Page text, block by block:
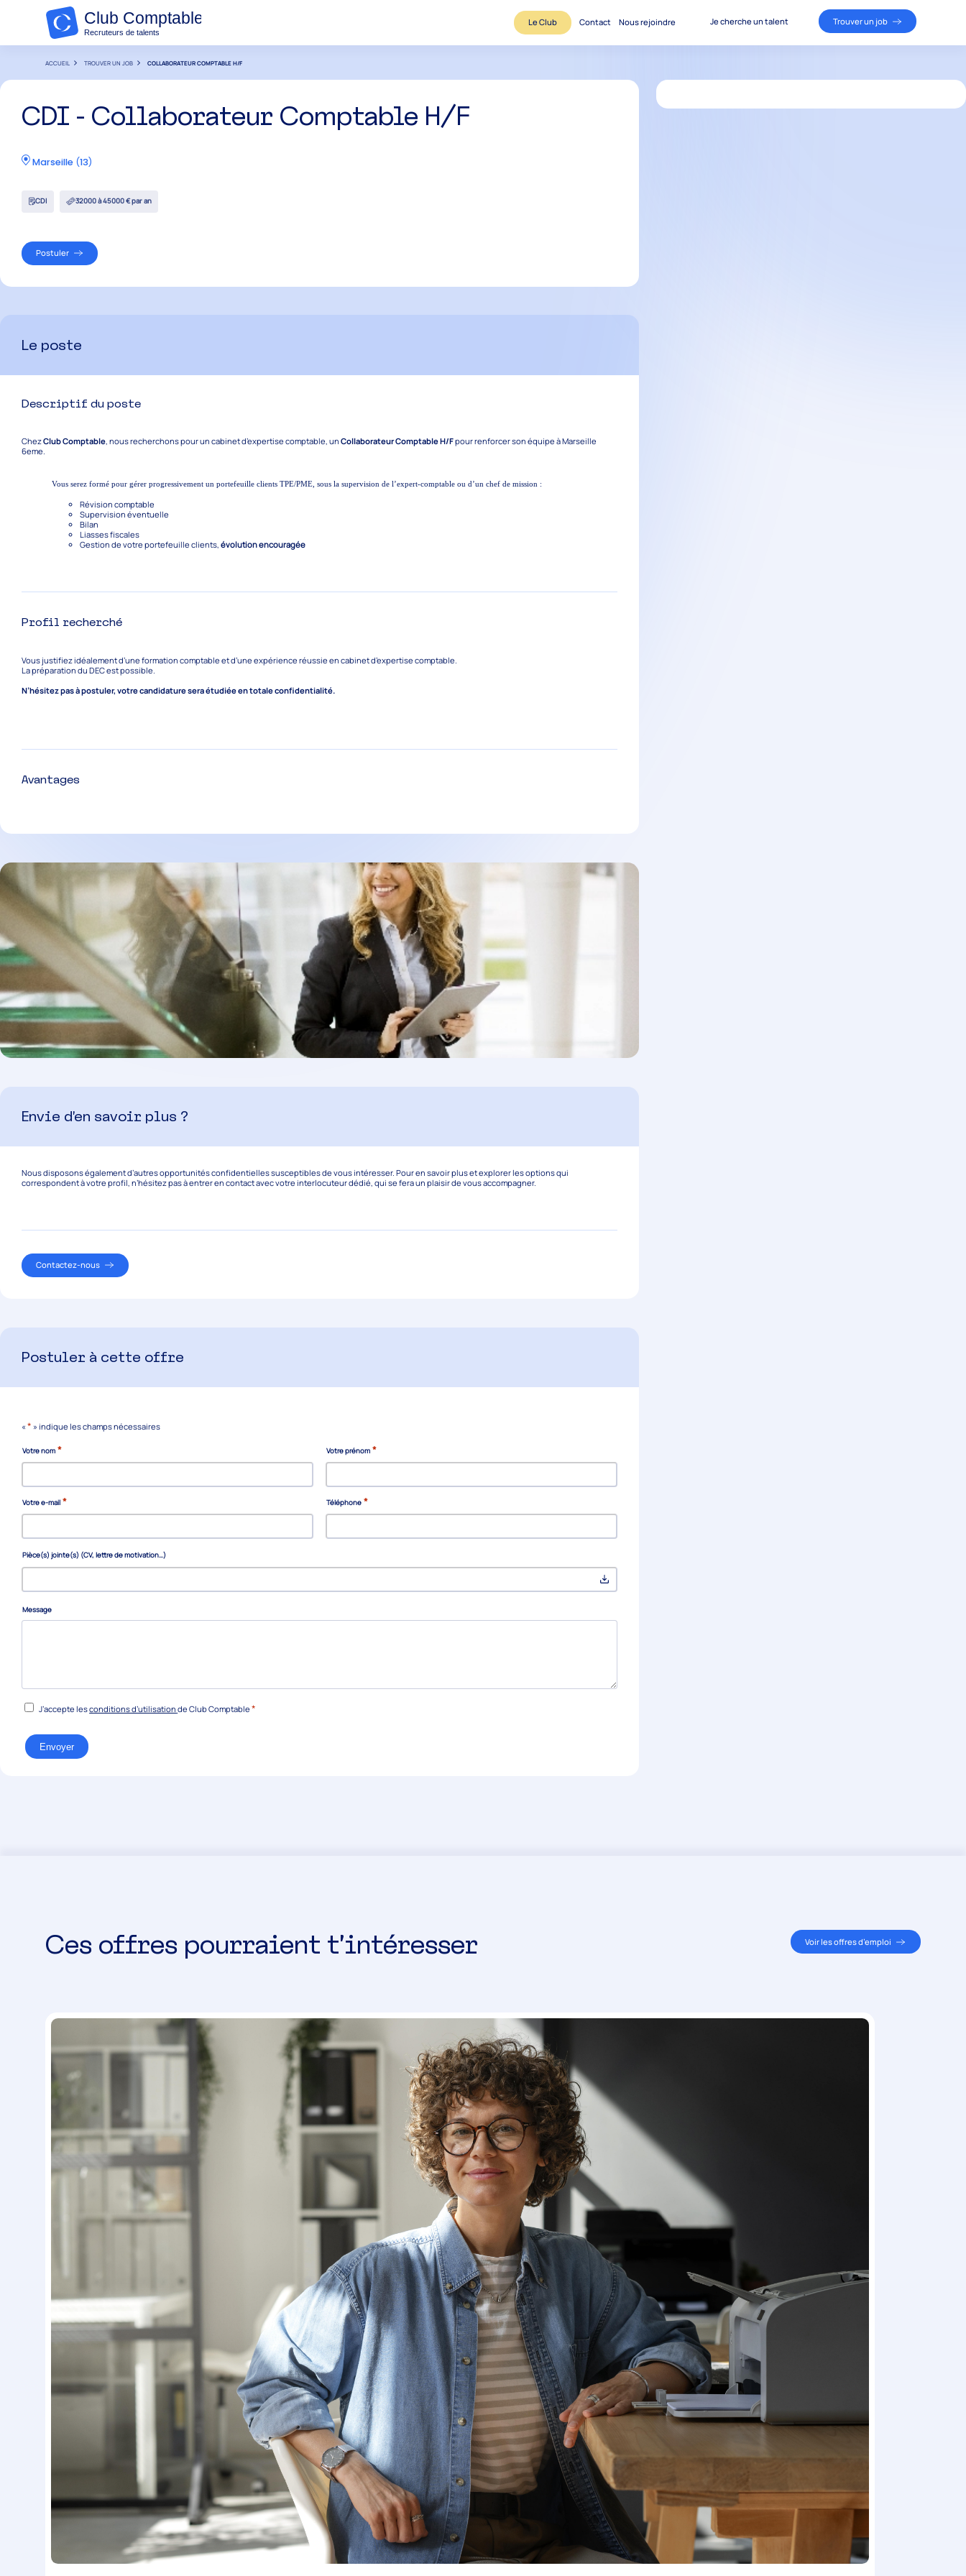
Le Club Contact Nous rejoindre Je cherche un talent Trouver un job
ACCUEIL TROUVER UN JOB COLLABORATEUR COMPTABLE H/F
CDI - Collaborateur Comptable H/F
Marseille (13)
CDI 32000 à 45000 € par an
Postuler
Le poste
Descriptif du poste
ChezClub Comptable, nous recherchons pour un cabinet d’expertise comptable, unCollaborateur Comptable H/Fpour renforcer son équipe à Marseille
6eme.
Vous serez formé pour gérer progressivement un portefeuille clients TPE/PME, sous la supervision de l’expert-comptable ou d’un chef de mission :
Révision comptable
Supervision éventuelle
Bilan
Liasses fiscales
Gestion de votre portefeuille clients, évolution encouragée
Profil recherché
Vous justifiez idéalement d’une formation comptable et d’une expérience réussie en cabinet d’expertise comptable.
La préparation du DEC est possible.
N’hésitez pas à postuler, votre candidature sera étudiée en totale confidentialité.
Avantages
Envie d’en savoir plus ?
Nous disposons également d’autres opportunités confidentielles susceptibles de vous intéresser. Pour en savoir plus et explorer les options qui
correspondent à votre profil, n’hésitez pas à entrer en contact avec votre interlocuteur dédié, qui se fera un plaisir de vous accompagner.
Contactez-nous
Postuler à cette offre
«* » indique les champs nécessaires
Votre nom * Votre prénom *
Votre e-mail * Téléphone *
Pièce(s) jointe(s) (CV, lettre de motivation…)
Message
RGPD
* J’accepte lesconditions d’utilisation de Club Comptable *
Ces offres pourraient t’intéresser Voir les offres d’emploi